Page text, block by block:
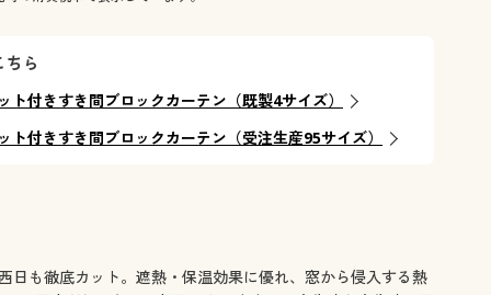
ら
ト付きすき間ブロックカーテン（既製4サイズ）
ト付きすき間ブロックカーテン（受注生産95サイズ）
も徹底カット。遮熱・保温効果に優れ、窓から侵入する熱